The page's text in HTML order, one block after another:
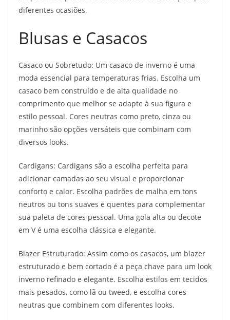
diferentes ocasiões.
Blusas e Casacos
Casaco ou Sobretudo: Um casaco de inverno é uma
moda essencial para temperaturas frias. Escolha um
casaco bem construído e de alta qualidade no
comprimento que melhor se adapte à sua figura e
estilo pessoal. Cores neutras como preto, cinza ou
marinho são opções versáteis que combinam com
diversos looks.
Cardigans: Cardigans são a escolha perfeita para
adicionar camadas ao seu visual e proporcionar
conforto e calor. Escolha padrões de malha em tons
neutros ou tons suaves e quentes para complementar
sua paleta de cores pessoal. Uma gola alta ou decote
em V é uma escolha clássica e elegante.
Blazer Estruturado: Assim como os casacos, um blazer
estruturado e bem cortado é a peça chave para um look
inverno refinado e elegante. Escolha estilos em tecidos
mais pesados, como lã ou tweed, e escolha cores
neutras que combinem com diferentes looks.